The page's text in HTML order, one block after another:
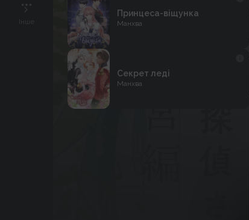
Інше
Принцеса-віщунка
Манхва
Секрет леді
Манхва